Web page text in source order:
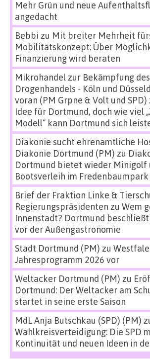
Mehr Grün und neue
angedacht
Bebbi zu Mit breiter Mehrheit
Mobilitätskonzept: Über
Finanzierung wird beraten
Mikrohandel zur Bekämpfung
Drogenhandels - Köln und
voran (PM Grpne & Volt und SPD)
Idee für Dortmund, doch wie viel
Modell“ kann Dortmund sich
Diakonie sucht ehrenamtliche
Diakonie Dortmund (PM) zu
Dortmund bietet wieder Minigolf
Bootsverleih im Fredenbaumpark
Brief der Fraktion Linke &
Regierungspräsidenten zu Wem
Innenstadt? Dortmund
vor der Außengastronomie
Stadt Dortmund (PM) zu
Jahresprogramm 2026 vor
Weltacker Dortmund (PM) zu
Dortmund: Der Weltacker am
startet in seine erste Saison
MdL Anja Butschkau (SPD) (PM)
Wahlkreisverteidigung: Die SPD
Kontinuität und neuen Ideen in